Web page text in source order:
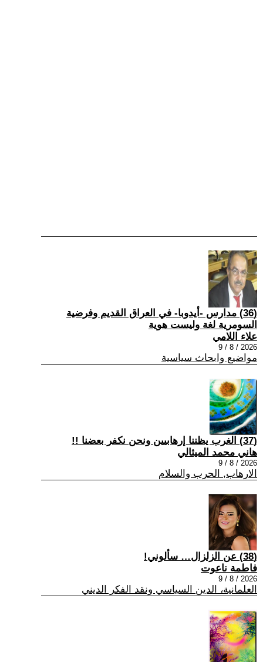
(36) مدارس -أيدوبا- في العراق القديم وفرضية
السومرية لغة وليست هوية
علاء اللامي
2026 / 8 / 9
مواضيع وابحاث سياسية
(37) الغرب يظننا إرهابيين ونحن نكفر بعضنا !!
هاني محمد الميثالي
2026 / 8 / 9
الارهاب, الحرب والسلام
(38) عن الزلزال… سألوني!
فاطمة ناعوت
2026 / 8 / 9
العلمانية، الدين السياسي ونقد الفكر الديني